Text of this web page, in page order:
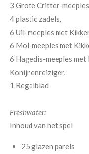
3 Grote Critter-
4 plastic zadels,
6 Uil-meeples met
6 Mol-meeples met
6 Hagedis-meeples met
Konijnenreiziger,
1 Regelblad
Freshwater:
Inhoud van het spel
25 glazen parels